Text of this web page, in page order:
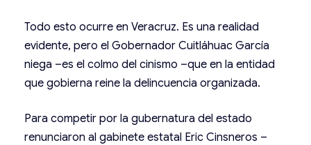
Todo esto ocurre en Veracruz. Es una realidad
evidente, pero el Gobernador Cuitláhuac García
niega –es el colmo del cinismo –que en la entidad
que gobierna reine la delincuencia organizada.
Para competir por la gubernatura del estado
renunciaron al gabinete estatal Eric Cinsneros –